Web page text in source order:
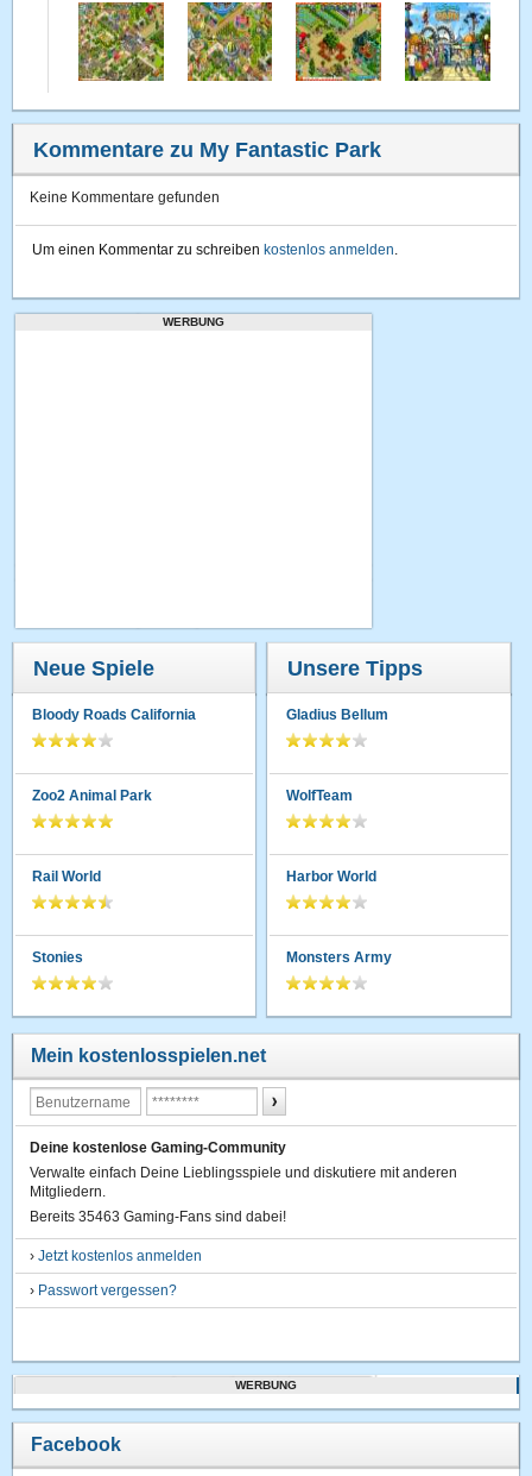
Kommentare zu My Fantastic Park
Keine Kommentare gefunden
Um einen Kommentar zu schreiben kostenlos anmelden.
WERBUNG
Neue Spiele
Bloody Roads California
Zoo2 Animal Park
Rail World
Stonies
Unsere Tipps
Gladius Bellum
WolfTeam
Harbor World
Monsters Army
Mein kostenlosspielen.net
Deine kostenlose Gaming-Community
Verwalte einfach Deine Lieblingsspiele und diskutiere mit anderen
Mitgliedern.
Bereits 35463 Gaming-Fans sind dabei!
›Jetzt kostenlos anmelden
› Passwort vergessen?
WERBUNG
Facebook